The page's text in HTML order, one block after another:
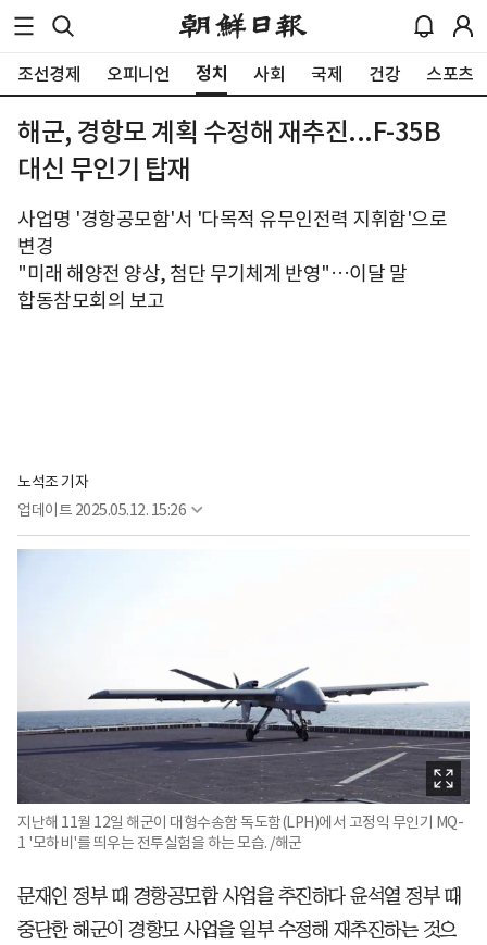
조선경제 오피니언 정치 사회 국제 건강 스포츠
해군, 경항모 계획 수정해 재추진...F-35B
대신 무인기 탑재
사업명 '경항공모함'서 '다목적 유무인전력 지휘함'으로
변경
"미래 해양전 양상, 첨단 무기체계 반영"…이달 말
합동참모회의 보고
노석조 기자
업데이트 2025.05.12. 15:26
지난해 11월 12일 해군이 대형수송함 독도함(LPH)에서 고정익 무인기 MQ-
1 '모하비'를 띄우는 전투실험을 하는 모습. /해군
문재인 정부 때 경항공모함 사업을 추진하다 윤석열 정부 때
중단한 해군이 경항모 사업을 일부 수정해 재추진하는 것으